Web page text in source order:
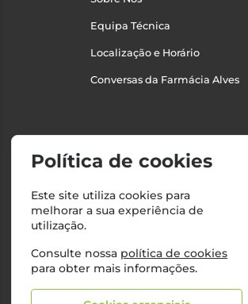
Equipa Técnica
Localização e Horário
Conversas da Farmácia Alves
Política de cookies
Este site utiliza cookies para
melhorar a sua experiência de
utilização.
Consulte nossa política de cookies
para obter mais informações.